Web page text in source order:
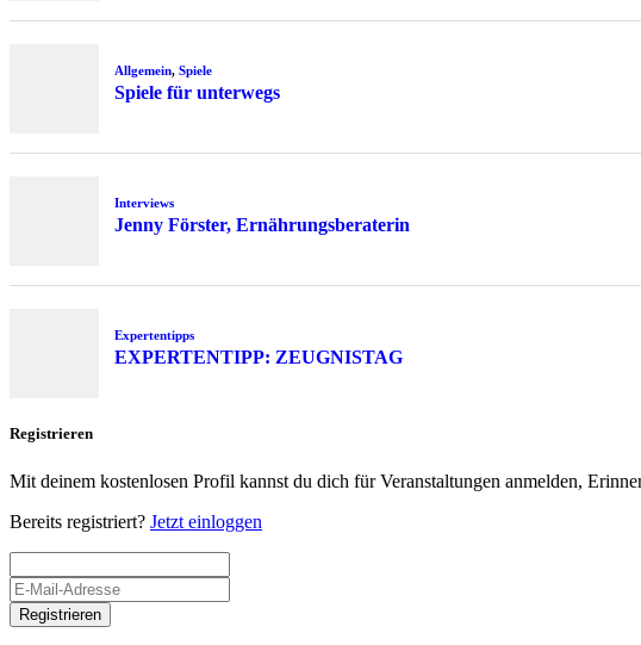
Allgemein, Spiele
Spiele für unterwegs
Interviews
Jenny Förster, Ernährungsberaterin
Expertentipps
EXPERTENTIPP: ZEUGNISTAG
Registrieren
Mit deinem kostenlosen Profil kannst du dich für Veranstaltungen anmelden,
Bereits registriert? Jetzt einloggen
Registrieren